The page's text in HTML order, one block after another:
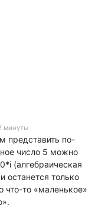
минуты
представить по-
число 5 можно
(алгебраическая
останется только
что-то «маленькое»